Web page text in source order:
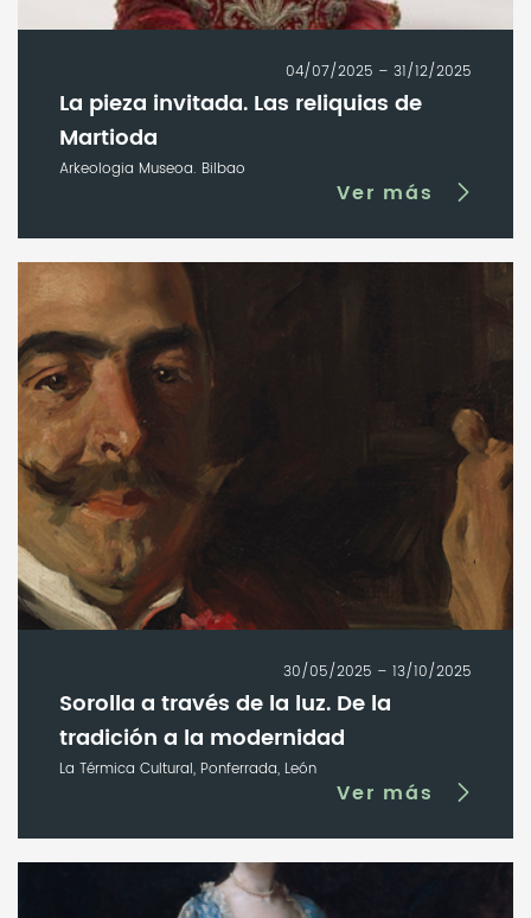
04/07/2025 – 31/12/2025
La pieza invitada. Las reliquias de
Martioda
Arkeologia Museoa. Bilbao
Ver más
30/05/2025 – 13/10/2025
Sorolla a través de la luz. De la
tradición a la modernidad
La Térmica Cultural, Ponferrada, León
Ver más